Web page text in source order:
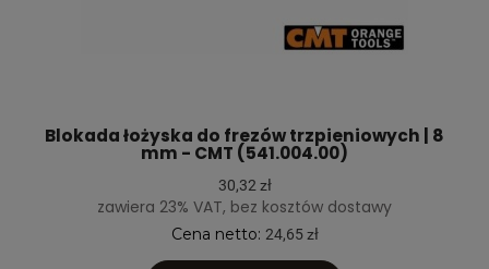
Blokada łożyska do frezów trzpieniowych | 8
mm - CMT (541.004.00)
30,32 zł
zawiera 23% VAT, bez kosztów dostawy
Cena netto: 24,65 zł